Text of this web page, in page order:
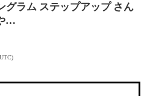
グラム ステップアップ さん
…
)